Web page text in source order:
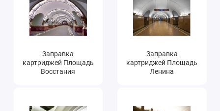
Заправка
картриджей Площадь
Восстания
Заправка
картриджей Площадь
Ленина